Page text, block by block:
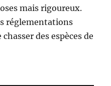
mais rigoureux.
réglementations
des espèces de